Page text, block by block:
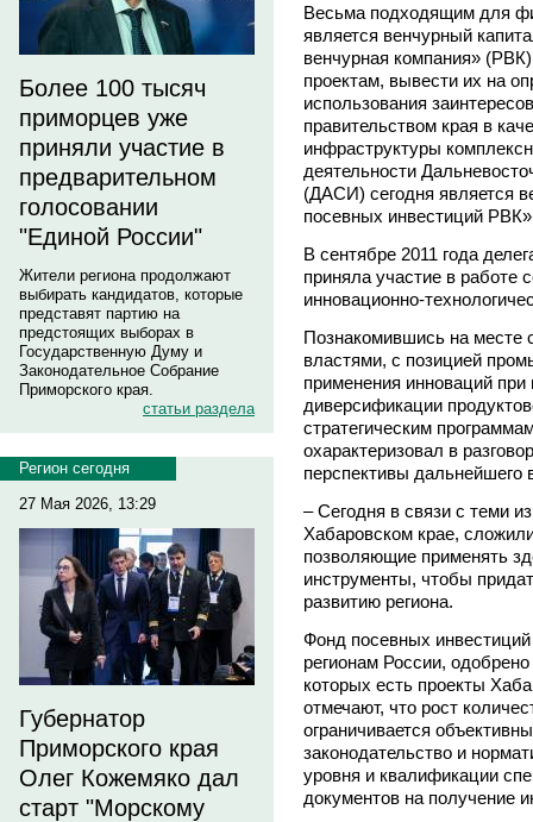
Более 100 тысяч
приморцев уже
приняли участие в
предварительном
голосовании
"Единой России"
Жители региона продолжают
выбирать кандидатов, которые
представят партию на
предстоящих выборах в
Государственную Думу и
Законодательное Собрание
Приморского края.
статьи раздела
Регион сегодня
27 Мая 2026, 13:29
Губернатор
Приморского края
Олег Кожемяко дал
старт "Морскому
Весьма подходящим для
является венчурный
венчурная компания»
проектам, вывести их на
использования
правительством края в
инфраструктуры
деятельности
(ДАСИ) сегодня является
посевных инвестиций
В сентябре 2011 года
приняла участие в работе
инновационно-
Познакомившись на
властями, с позицией
применения инноваций
диверсификации
стратегическим
охарактеризовал в
перспективы дальнейшего
– Сегодня в связи с теми
Хабаровском крае,
позволяющие применять
инструменты, чтобы
развитию региона.
Фонд посевных
регионам России,
которых есть проекты
отмечают, что рост
ограничивается
законодательство и
уровня и квалификации
документов на получение